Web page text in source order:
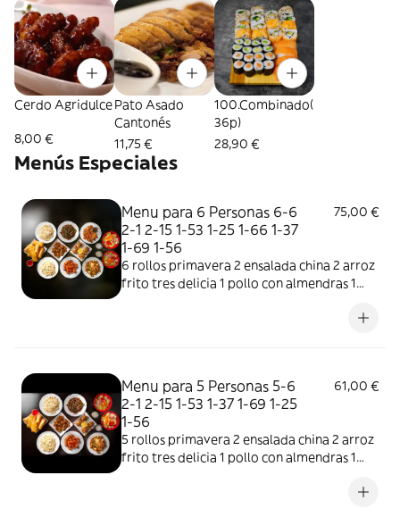
Cerdo Agridulce
8,00 €
Pato Asado
Cantonés
11,75 €
100.Combinado(
36p)
28,90 €
Menús Especiales
Menu para 6 Personas 6-6
2-1 2-15 1-53 1-25 1-66 1-37
1-69 1-56
75,00 €
6 rollos primavera 2 ensalada china 2 arroz
frito tres delicia 1 pollo con almendras 1
agridulce 1 bolita de pollo frito 1 gambas
Menu para 5 Personas 5-6
2-1 2-15 1-53 1-37 1-69 1-25
1-56
61,00 €
5 rollos primavera 2 ensalada china 2 arroz
frito tres delicia 1 pollo con almendras 1
agridulce 1 bolita de pollo frito 1 gambas